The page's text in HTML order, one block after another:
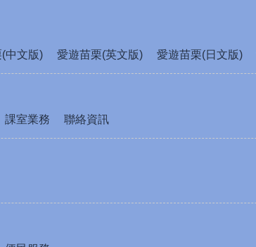
中文版) 愛遊苗栗(英文版) 愛遊苗栗(日文版)
課室業務 聯絡資訊